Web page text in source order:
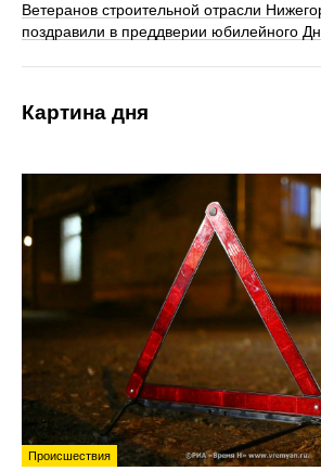
Ветеранов строительной отрасли
поздравили в преддверии юбилейного
Картина дня
Происшествия